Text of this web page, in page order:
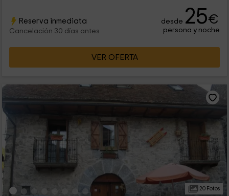
Reserva inmediata
Cancelación 30 días antes
desde 25€
persona y noche
VER OFERTA
20 Fotos